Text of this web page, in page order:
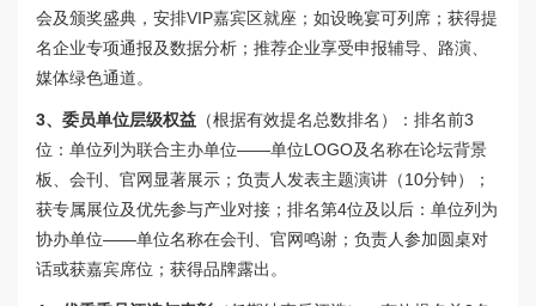
会及颁奖盛典，安排VIP嘉宾区就座；如设晚宴可列席；获得提
名企业专项通报及数据分析；推荐企业享受申报辅导、路演、
媒体绿色通道。
3、委员单位层级权益 （根据有效提名总数排名）： 排名前3
位：单位列为联合主办单位——单位LOGO及名称在论坛背景
板、会刊、官网显著展示；负责人发表主题演讲（10分钟）；
获专属展位及优先参与产业对接；排名第4位及以后：单位列为
协办单位——单位名称在会刊、官网鸣谢；负责人参加圆桌对
话或获嘉宾席位；获得品牌露出。